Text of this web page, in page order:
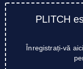
PLITCH
Înregistrați-vă